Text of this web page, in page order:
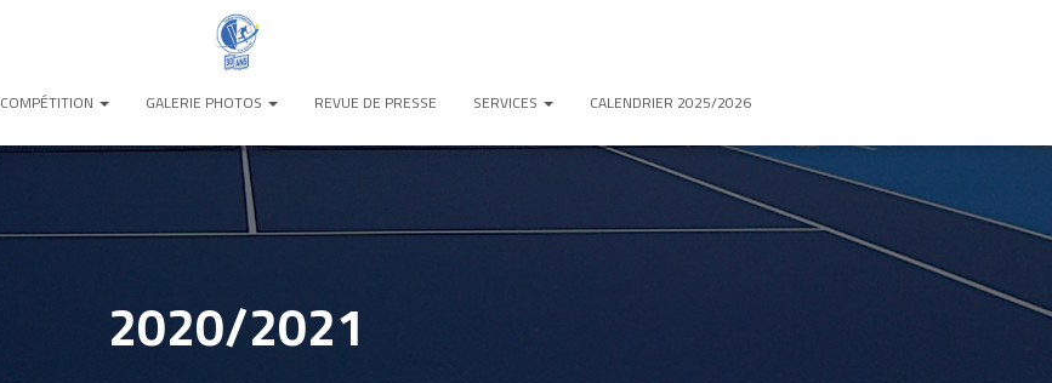
COMPÉTITION GALERIE PHOTOS REVUE DE PRESSE SERVICES CALENDRIER 2025/2026
2020/2021